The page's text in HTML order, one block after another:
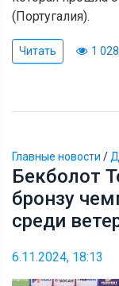
(Португалия).
Читать 1 028
Главные новости /
Бекболот
бронзу
среди
6.11.2024, 18:13